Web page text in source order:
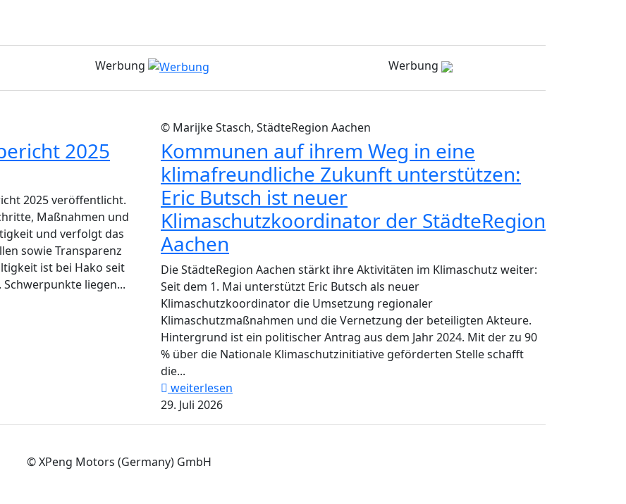
Werbung Werbung
2025
2025 veröffentlicht.
Maßnahmen und
und verfolgt das
sowie Transparenz
ist bei Hako seit
liegen...
© Marijke Stasch, StädteRegion Aachen
Kommunen auf ihrem Weg in eine
klimafreundliche Zukunft unterstützen:
Eric Butsch ist neuer
Klimaschutzkoordinator der StädteRegion
Aachen
Die StädteRegion Aachen stärkt ihre Aktivitäten im Klimaschutz weiter:
Seit dem 1. Mai unterstützt Eric Butsch als neuer
Klimaschutzkoordinator die Umsetzung regionaler
Klimaschutzmaßnahmen und die Vernetzung der beteiligten Akteure.
Hintergrund ist ein politischer Antrag aus dem Jahr 2024. Mit der zu 90
% über die Nationale Klimaschutzinitiative geförderten Stelle schafft
die...
weiterlesen
29. Juli 2026
© XPeng Motors (Germany) GmbH